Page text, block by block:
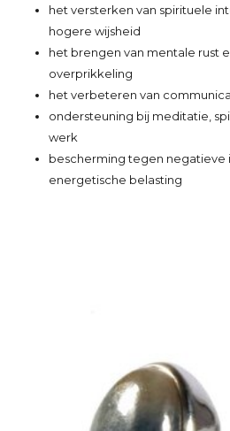
het versterken van spirituele
hogere wijsheid
het brengen van mentale rust
overprikkeling
het verbeteren van
ondersteuning bij meditatie,
werk
bescherming tegen negatieve
energetische belasting